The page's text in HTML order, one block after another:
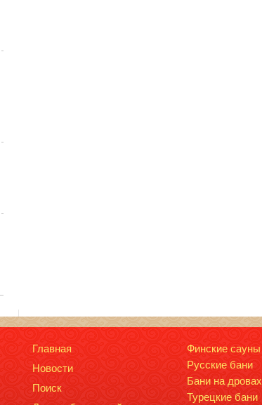
Главная
Новости
Поиск
Финские сауны
Русские бани
Бани на дровах
Турецкие бани